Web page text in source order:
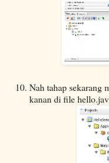
Nah tahap
kanan di file